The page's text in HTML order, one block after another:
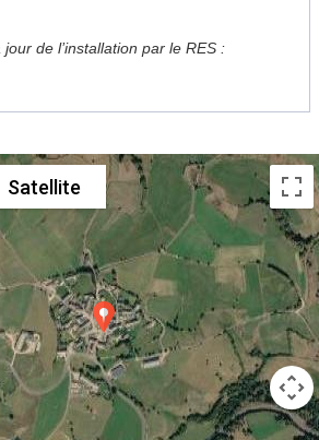
de l’installation par le RES :
Satellite